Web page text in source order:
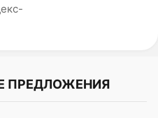
ПРЕДЛОЖЕНИЯ